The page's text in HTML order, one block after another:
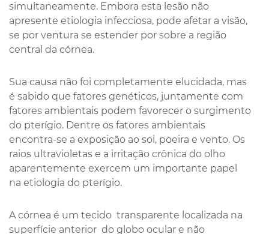
simultaneamente. Embora esta lesão não
apresente etiologia infecciosa, pode afetar a visão,
se por ventura se estender por sobre a região
central da córnea.
Sua causa não foi completamente elucidada, mas
é sabido que fatores genéticos, juntamente com
fatores ambientais podem favorecer o surgimento
do pterígio. Dentre os fatores ambientais
encontra-se a exposição ao sol, poeira e vento. Os
raios ultravioletas e a irritação crônica do olho
aparentemente exercem um importante papel
na etiologia do pterígio.
A córnea é um tecido transparente localizada na
superfície anterior do globo ocular e não